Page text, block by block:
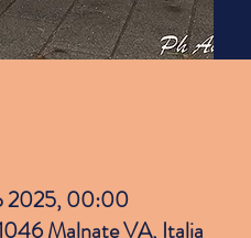
2025, 00:00
Malnate VA, Italia